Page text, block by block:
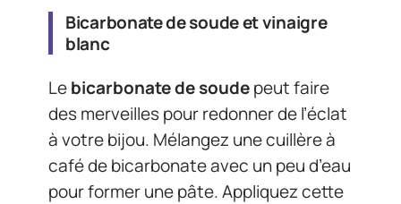
Bicarbonate de soude et vinaigre
blanc
Lebicarbonate de soudepeut faire
des merveilles pour redonner de l’éclat
à votre bijou. Mélangez une cuillère à
café de bicarbonate avec un peu d’eau
pour former une pâte. Appliquez cette